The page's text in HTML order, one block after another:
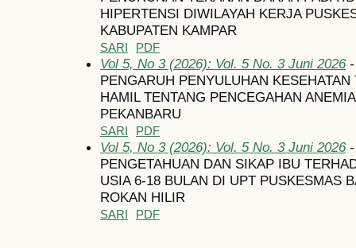
HIPERTENSI DIWILAYAH KERJA
KABUPATEN KAMPAR
SARI PDF
Vol 5, No 3 (2026): Vol. 5 No. 3 Juni 2026-
PENGARUH PENYULUHAN
HAMIL TENTANG PENCEGAHAN
PEKANBARU
SARI PDF
Vol 5, No 3 (2026): Vol. 5 No. 3 Juni 2026-
PENGETAHUAN DAN SIKAP IBU
USIA 6-18 BULAN DI UPT PUSKESMAS
ROKAN HILIR
SARI PDF